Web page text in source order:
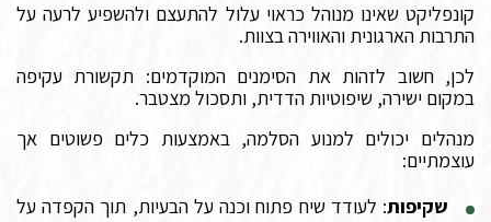
קונפליקט שאינו מנוהל כראוי עלול להתעצם ולהשפיע לרעה על
התרבות הארגונית והאווירה בצוות.
לכן, חשוב לזהות את הסימנים המוקדמים: תקשורת עקיפה
במקום ישירה, שיפוטיות הדדית, ותסכול מצטבר.
מנהלים יכולים למנוע הסלמה, באמצעות כלים פשוטים אך
עוצמתיים:
שקיפות: לעודד שיח פתוח וכנה על הבעיות, תוך הקפדה על